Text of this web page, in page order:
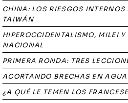
CHINA: LOS RIESGOS INTERNOS
TAIWÁN
HIPEROCCIDENTALISMO, MILEI Y
NACIONAL
PRIMERA RONDA: TRES
ACORTANDO BRECHAS EN
¿A QUÉ LE TEMEN LOS